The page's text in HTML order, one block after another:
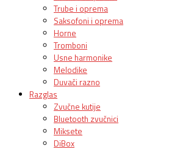
Trube i oprema
Saksofoni i oprema
Horne
Tromboni
Usne harmonike
Melodike
Duvači razno
Razglas
Zvučne kutije
Bluetooth zvučnici
Miksete
DiBox